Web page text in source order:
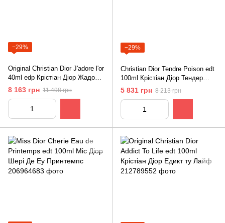
−29%
Original Christian Dior J'adore l'or
40ml edp Крістіан Діор Жадор
Лор
8 163 грн 11 498 грн
−29%
Christian Dior Tendre Poison edt
100ml Крістіан Діор Тендер
Пуазон
5 831 грн 8 213 грн